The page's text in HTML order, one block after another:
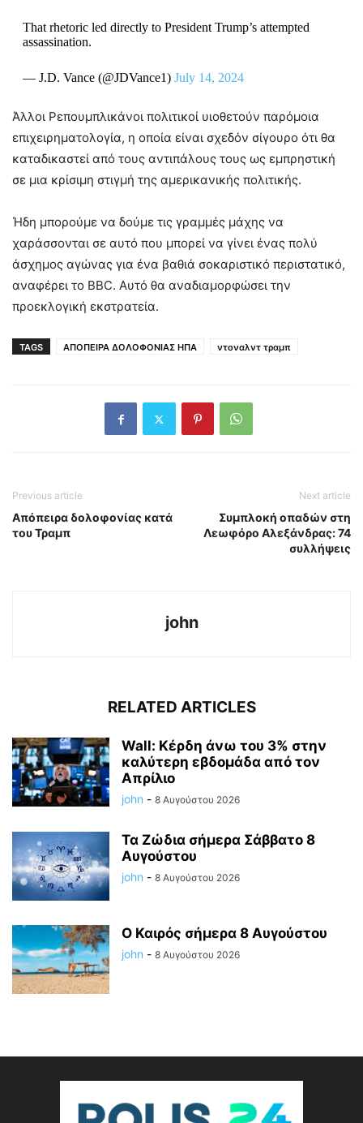
That rhetoric led directly to President Trump’s attempted
assassination.
— J.D. Vance (@JDVance1) July 14, 2024
Άλλοι Ρεπουμπλικάνοι πολιτικοί υιοθετούν παρόμοια
επιχειρηματολογία, η οποία είναι σχεδόν σίγουρο ότι θα
καταδικαστεί από τους αντιπάλους τους ως εμπρηστική
σε μια κρίσιμη στιγμή της αμερικανικής πολιτικής.
Ήδη μπορούμε να δούμε τις γραμμές μάχης να
χαράσσονται σε αυτό που μπορεί να γίνει ένας πολύ
άσχημος αγώνας για ένα βαθιά σοκαριστικό περιστατικό,
αναφέρει το BBC. Αυτό θα αναδιαμορφώσει την
προεκλογική εκστρατεία.
TAGS ΑΠΟΠΕΙΡΑ ΔΟΛΟΦΟΝΙΑΣ ΗΠΑ ντοναλντ τραμπ
Previous article
Απόπειρα δολοφονίας κατά
του Τραμπ
Next article
Συμπλοκή οπαδών στη
Λεωφόρο Αλεξάνδρας: 74
συλλήψεις
john
RELATED ARTICLES
Wall: Κέρδη άνω του 3% στην
καλύτερη εβδομάδα από τον
Απρίλιο
john - 8 Αυγούστου 2026
Τα Ζώδια σήμερα Σάββατο 8
Αυγούστου
john - 8 Αυγούστου 2026
Ο Καιρός σήμερα 8 Αυγούστου
john - 8 Αυγούστου 2026